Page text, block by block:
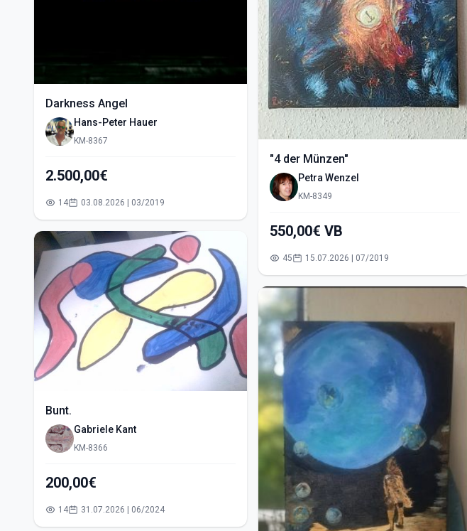
Darkness Angel
Hans-Peter Hauer
KM-8367
2.500,00€
14 03.08.2026 | 03/2019
Bunt.
Gabriele Kant
KM-8366
200,00€
14 31.07.2026 | 06/2024
"4 der Münzen"
Petra Wenzel
KM-8349
550,00€ VB
45 15.07.2026 | 07/2019